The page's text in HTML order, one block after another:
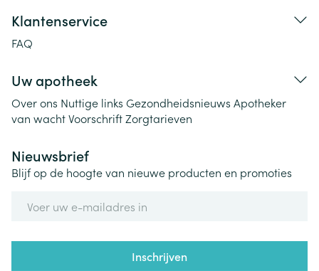
Klantenservice
FAQ
Uw apotheek
Over ons Nuttige links Gezondheidsnieuws Apotheker
van wachtVoorschriftZorgtarieven
Nieuwsbrief
Blijf op de hoogte van nieuwe producten en promoties
Inschrijven